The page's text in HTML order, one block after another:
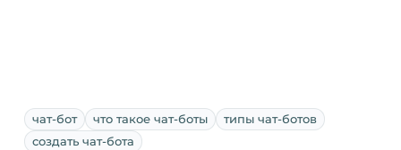
чат-бот что такое чат-боты
типы чат-ботов
создать чат-бота